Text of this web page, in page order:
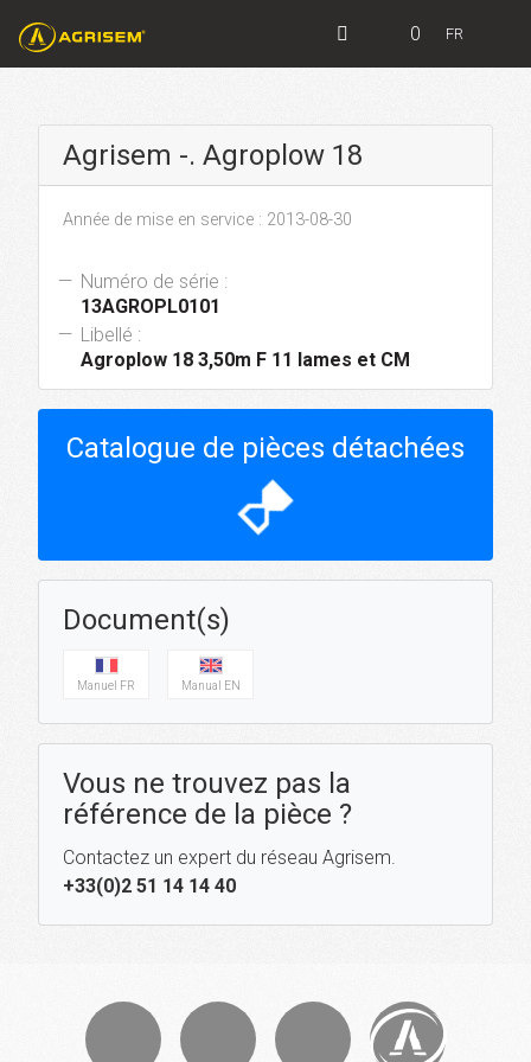
0 FR
Agrisem -. Agroplow 18
Année de mise en service : 2013-08-30
Numéro de série :
13AGROPL0101
Libellé :
Agroplow 18 3,50m F 11 lames et CM
Catalogue de pièces détachées
hourglass_top
Document(s)
Manuel FR Manual EN
Vous ne trouvez pas la
référence de la pièce ?
Contactez un expert du réseau Agrisem.
+33(0)2 51 14 14 40